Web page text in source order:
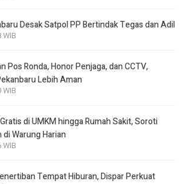
Desak Satpol PP Bertindak Tegas dan Adil
WIB
Pos Ronda, Honor Penjaga, dan CCTV,
Lebih Aman
WIB
di UMKM hingga Rumah Sakit, Soroti
Warung Harian
WIB
Tempat Hiburan, Dispar Perkuat